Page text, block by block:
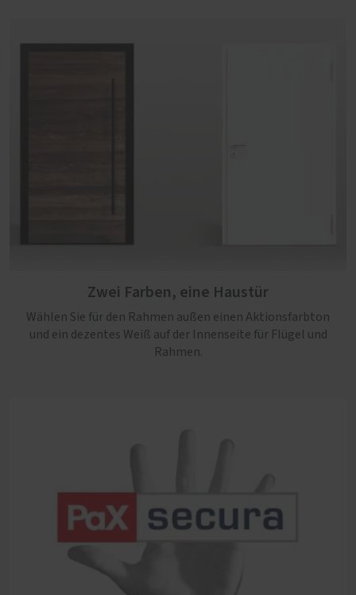
Zwei Farben, eine Haustür
Wählen Sie für den Rahmen außen einen Aktionsfarbton
und ein dezentes Weiß auf der Innenseite für Flügel und
Rahmen.